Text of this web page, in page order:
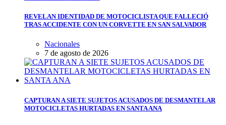
REVELAN IDENTIDAD DE MOTOCICLISTA QUE FALLECIÓ
TRAS ACCIDENTE CON UN CORVETTE EN SAN SALVADOR
Nacionales
7 de agosto de 2026
CAPTURAN A SIETE SUJETOS ACUSADOS DE DESMANTELAR
MOTOCICLETAS HURTADAS EN SANTA ANA